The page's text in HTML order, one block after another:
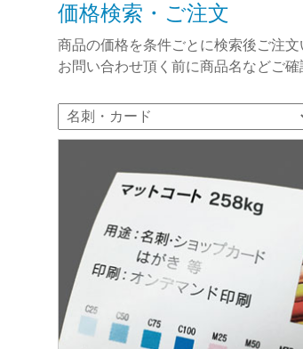
価格検索・ご注文
商品の価格を条件ごとに検索後ご注文
お問い合わせ頂く前に商品名などご確